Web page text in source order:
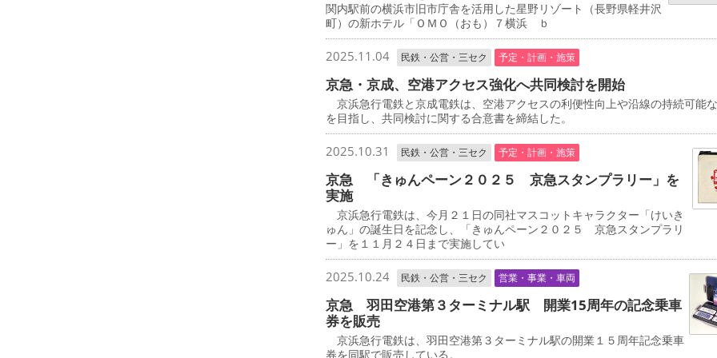
関内駅前の横浜市旧市庁舎を活用した星野リゾート（長野県軽井沢
町）の新ホテル「ＯＭＯ（おも）７横浜 ｂ
2025.11.04 民鉄・公営・三セク 予定・計画・施策
京急・京成、空港アクセス強化へ共同検討を開始
京浜急行電鉄と京成電鉄は、空港アクセスの利便性向上や沿線の持続可能
を目指し、共同検討に関する合意書を締結した。
2025.10.31 民鉄・公営・三セク 予定・計画・施策
京急 「きゅんペーン２０２５ 京急スタンプラリー」を
実施
京浜急行電鉄は、今月２１日の同社マスコットキャラクター「けいき
ゅん」の誕生日を記念し、「きゅんペーン２０２５ 京急スタンプラリ
ー」を１１月２４日まで実施してい
2025.10.24 民鉄・公営・三セク 営業・事業・車両
京急 羽田空港第３ターミナル駅 開業15周年の記念乗車
券を販売
京浜急行電鉄は、羽田空港第３ターミナル駅の開業１５周年記念乗車
券を同駅で販売している。